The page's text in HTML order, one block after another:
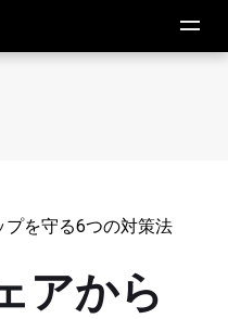
を守る6つの対策法
アから